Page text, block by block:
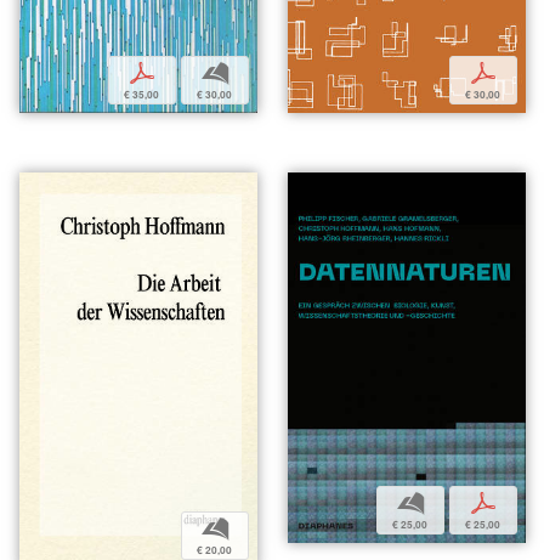
p
€ 35,00
b
€ 30,00
p
€ 30,00
b
€ 20,00
b
€ 25,00
p
€ 25,00